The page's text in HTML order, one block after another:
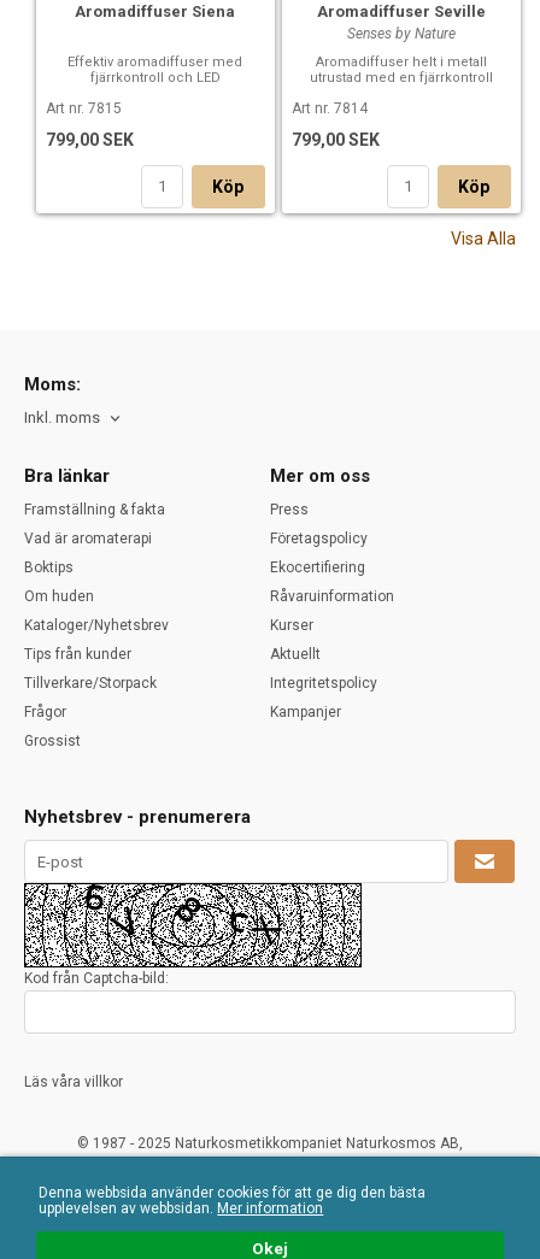
Okej
Denna webbsida använder cookies för att ge dig den bästa
upplevelsen av webbsidan.Mer information
Aromadiffuser Siena
Effektiv aromadiffuser med
fjärrkontroll och LED
Art nr. 7815
799,00 SEK
Köp
Aromadiffuser Seville
Senses by Nature
Aromadiffuser helt i metall
utrustad med en fjärrkontroll
Art nr. 7814
799,00 SEK
Köp
Visa Alla
Moms:
Inkl. moms
Bra länkar
Framställning & fakta
Vad är aromaterapi
Boktips
Om huden
Kataloger/Nyhetsbrev
Tips från kunder
Tillverkare/Storpack
Frågor
Grossist
Mer om oss
Press
Företagspolicy
Ekocertifiering
Råvaruinformation
Kurser
Aktuellt
Integritetspolicy
Kampanjer
Nyhetsbrev - prenumerera
Kod från Captcha-bild:
Läs våra villkor
© 1987 - 2025 Naturkosmetikkompaniet Naturkosmos AB,
Samtliga texter, foton och recept på denna hemsida tillhör ovanstående
Recept får ej mångfaldigas, säljas vidare eller användas i någon typ av
kommersiellt syfte. Överträdelser ses mycket allvarligt på och beivras.